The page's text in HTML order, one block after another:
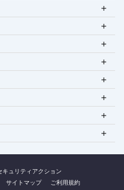
キュリティアクション
サイトマップ
ご利用規約